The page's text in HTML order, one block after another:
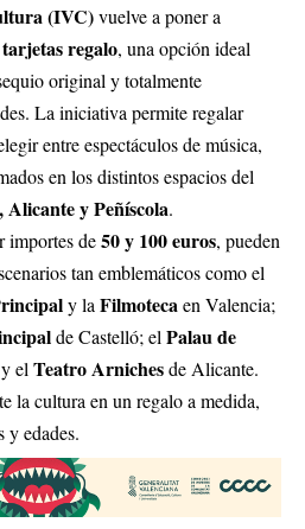
(IVC)vuelve a poner a
tarjetas regalo, una opción ideal
original y totalmente
La iniciativa permite regalar
entre espectáculos de música,
en los distintos espacios del
Alicante y Peñíscola.
importes de50 y 100 euros, pueden
tan emblemáticos como el
y la Filmotecaen Valencia;
de Castelló; el Palau de
el Teatro Arnichesde Alicante.
la cultura en un regalo a medida,
y edades.